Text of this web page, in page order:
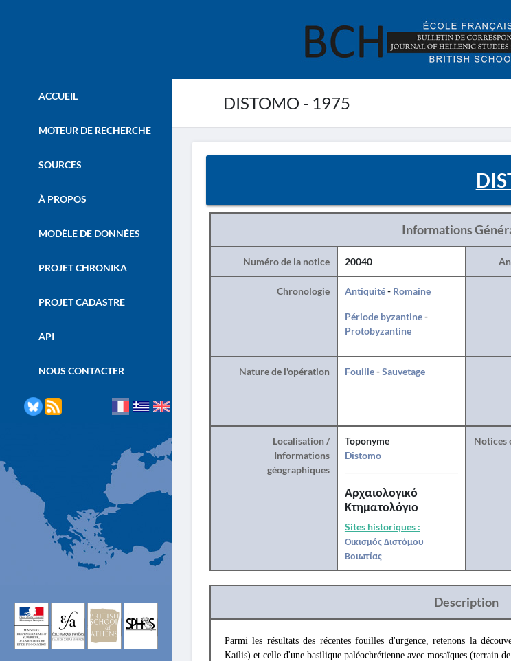
DISTOMO - 1975
ACCUEIL
MOTEUR DE RECHERCHE
SOURCES
À PROPOS
MODÈLE DE DONNÉES
PROJET CHRONIKA
PROJET CADASTRE
API
NOUS CONTACTER
Informations
Numéro de la notice 20040
Chronologie Antiquité- Romaine
Période byzantine-
Protobyzantine
Nature de l'opération Fouille-Sauvetage
Localisation /
Informations
géographiques
Toponyme
Distomo
Αρχαιολογικό
Κτηματολόγιο
Sites historiques :
Οικισμός Διστόμου
Βοιωτίας
Notices
Description
Parmi les résultats des récentes fouilles d'urgence, retenons la
Kaïlis) et celle d'une basilique paléochrétienne avec mosaïques (terrain